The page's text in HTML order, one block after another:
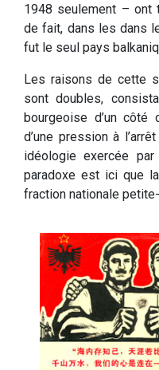
1948 seulement – ont
de fait, dans les dans
fut le seul pays
Les raisons de cette
sont doubles,
bourgeoise d’un côté
d’une pression à
idéologie exercée
paradoxe est ici que
fraction nationale